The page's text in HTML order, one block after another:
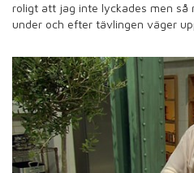
roligt att jag inte lyckades men så
under och efter tävlingen väger